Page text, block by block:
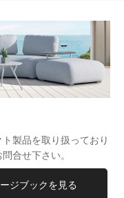
製品を取り扱っており
合せ下さい。
ジブックを見る